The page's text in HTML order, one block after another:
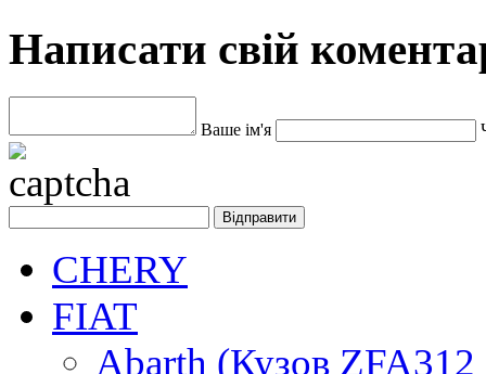
Написати свій
Ваше ім'я
CHERY
FIAT
Abarth (Кузов